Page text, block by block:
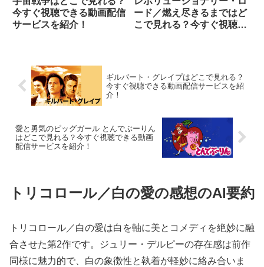
今すぐ視聴できる動画配信
サービスを紹介！
ード／燃え尽きるまではど
こで見れる？今すぐ視聴で
ギルバート・グレイプはどこで見れる？
今すぐ視聴できる動画配信サービスを紹
介！
愛と勇気のピッグガール とんでぶーりん
はどこで見れる？今すぐ視聴できる動画
配信サービスを紹介！
トリコロール／白の愛の感想のAI要約
トリコロール／白の愛は白を軸に美とコメディを絶妙に融
合させた第2作です。ジュリー・デルピーの存在感は前作
同様に魅力的で、白の象徴性と執着が軽妙に絡み合いま